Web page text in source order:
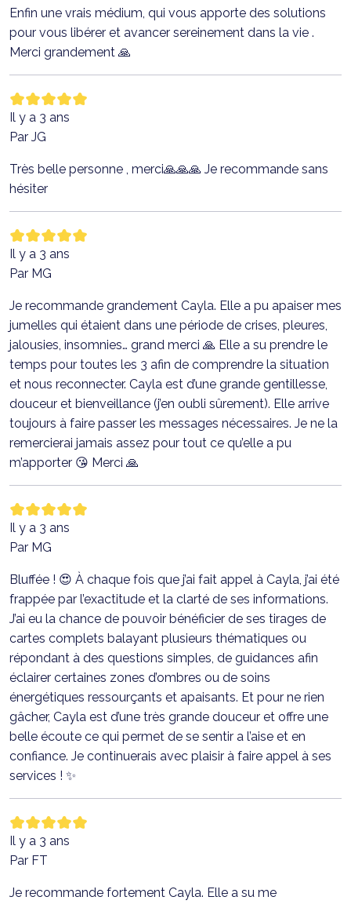
Enfin une vrais médium, qui vous apporte des solutions
pour vous libérer et avancer sereinement dans la vie .
Merci grandement 🙏
Il y a 3 ans
Par JG
Très belle personne , merci🙏🙏🙏 Je recommande sans
hésiter
Il y a 3 ans
Par MG
Je recommande grandement Cayla. Elle a pu apaiser mes
jumelles qui étaient dans une période de crises, pleures,
jalousies, insomnies… grand merci 🙏 Elle a su prendre le
temps pour toutes les 3 afin de comprendre la situation
et nous reconnecter. Cayla est d’une grande gentillesse,
douceur et bienveillance (j’en oubli sûrement). Elle arrive
toujours à faire passer les messages nécessaires. Je ne la
remercierai jamais assez pour tout ce qu’elle a pu
m’apporter 😘 Merci 🙏
Il y a 3 ans
Par MG
Bluffée ! 😍 À chaque fois que j’ai fait appel à Cayla, j’ai été
frappée par l’exactitude et la clarté de ses informations.
J’ai eu la chance de pouvoir bénéficier de ses tirages de
cartes complets balayant plusieurs thématiques ou
répondant à des questions simples, de guidances afin
éclairer certaines zones d’ombres ou de soins
énergétiques ressourçants et apaisants. Et pour ne rien
gâcher, Cayla est d’une très grande douceur et offre une
belle écoute ce qui permet de se sentir a l’aise et en
confiance. Je continuerais avec plaisir à faire appel à ses
services ! ✨
Il y a 3 ans
Par FT
Je recommande fortement Cayla. Elle a su me